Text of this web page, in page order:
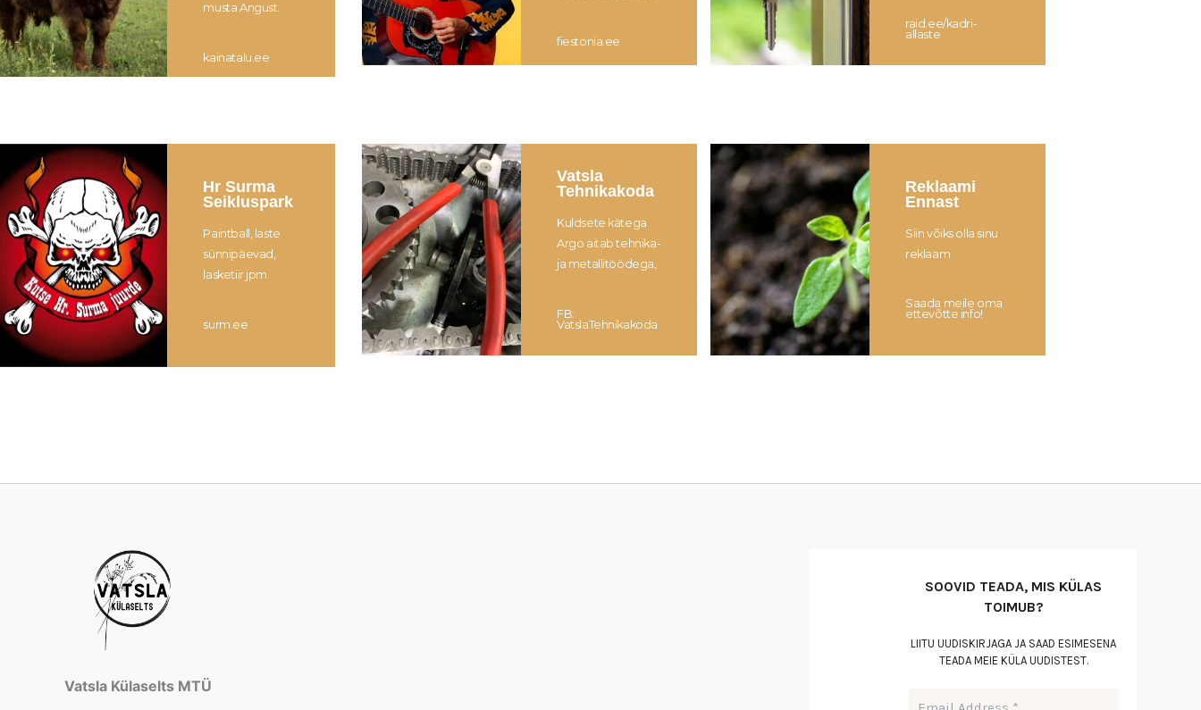
musta Angust.
kainatalu.ee
fiestonia.ee
raid.ee/kadri-
allaste​
Hr Surma
Seikluspark
Paintball, laste
sünnipäevad,
lasketiir jpm.
surm.ee
Vatsla
Tehnikakoda
Kuldsete kätega
Argo aitab tehnika-
ja metallitöödega,
FB:
VatslaTehnikakoda
Reklaami
Ennast
Siin võiks olla sinu
reklaam
Saada meile oma
ettevõtte info!
Vatsla Külaselts MTÜ
SOOVID TEADA, MIS KÜLAS
TOIMUB?
LIITU UUDISKIRJAGA JA SAAD ESIMESENA
TEADA MEIE KÜLA UUDISTEST.